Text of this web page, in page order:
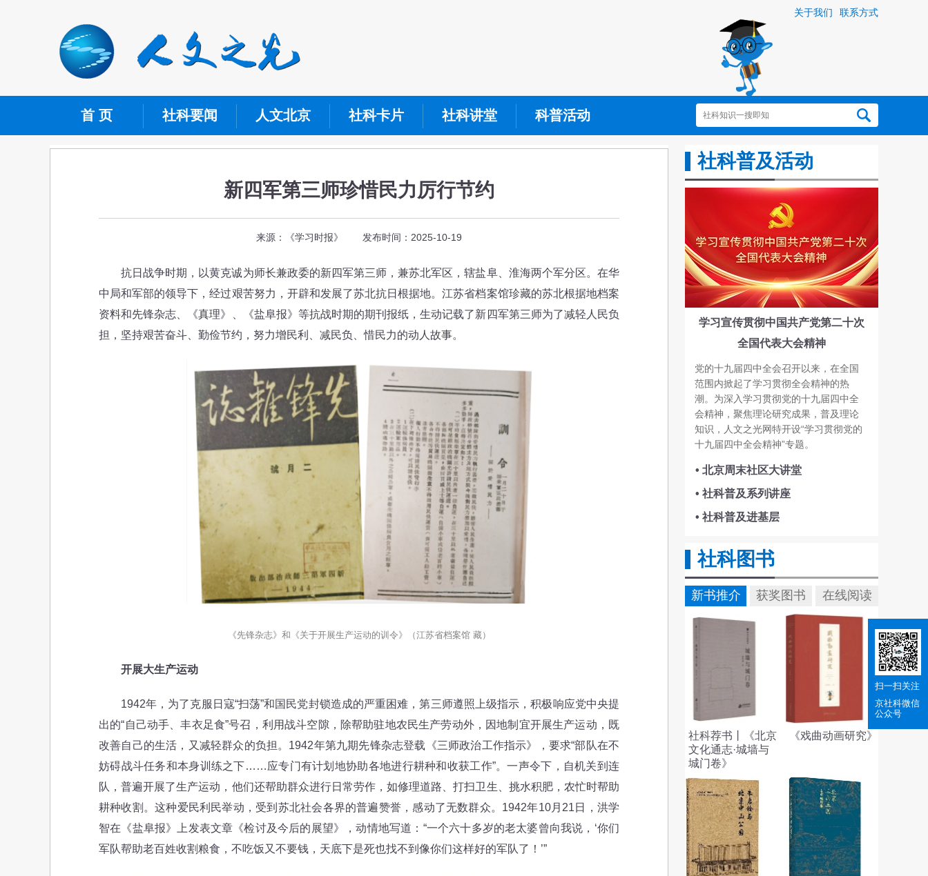
关于我们 联系方式
首 页 社科要闻 人文北京 社科卡片 社科讲堂 科普活动
新四军第三师珍惜民力厉行节约
来源：《学习时报》 发布时间：2025-10-19
抗日战争时期，以黄克诚为师长兼政委的新四军第三师，兼苏北军区，辖盐阜、淮海两个军分区。在华
中局和军部的领导下，经过艰苦努力，开辟和发展了苏北抗日根据地。江苏省档案馆珍藏的苏北根据地档案
资料和先锋杂志、《真理》、《盐阜报》等抗战时期的期刊报纸，生动记载了新四军第三师为了减轻人民负
担，坚持艰苦奋斗、勤俭节约，努力增民利、减民负、惜民力的动人故事。
《先锋杂志》和《关于开展生产运动的训令》（江苏省档案馆 藏）
开展大生产运动
1942年，为了克服日寇“扫荡”和国民党封锁造成的严重困难，第三师遵照上级指示，积极响应党中央提
出的“自己动手、丰衣足食”号召，利用战斗空隙，除帮助驻地农民生产劳动外，因地制宜开展生产运动，既
改善自己的生活，又减轻群众的负担。1942年第九期先锋杂志登载《三师政治工作指示》，要求“部队在不
妨碍战斗任务和本身训练之下……应专门有计划地协助各地进行耕种和收获工作”。一声令下，自机关到连
队，普遍开展了生产运动，他们还帮助群众进行日常劳作，如修理道路、打扫卫生、挑水积肥，农忙时帮助
耕种收割。这种爱民利民举动，受到苏北社会各界的普遍赞誉，感动了无数群众。1942年10月21日，洪学
智在《盐阜报》上发表文章《检讨及今后的展望》，动情地写道：“一个六十多岁的老太婆曾向我说，‘你们
军队帮助老百姓收割粮食，不吃饭又不要钱，天底下是死也找不到像你们这样好的军队了！’”
社科普及活动
学习宣传贯彻中国共产党第二十次
全国代表大会精神
党的十九届四中全会召开以来，在全国
范围内掀起了学习贯彻全会精神的热
潮。为深入学习贯彻党的十九届四中全
会精神，聚焦理论研究成果，普及理论
知识，人文之光网特开设“学习贯彻党的
十九届四中全会精神”专题。
• 北京周末社区大讲堂
• 社科普及系列讲座
• 社科普及进基层
社科图书
新书推介 获奖图书 在线阅读
社科荐书丨《北京
文化通志·城墙与
城门卷》
《戏曲动画研究》
扫一扫关注
京社科微信
公众号